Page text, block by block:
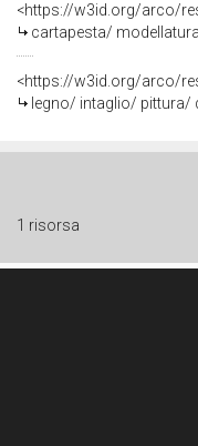
<https://w3id.org/arco/
cartapesta/
<https://w3id.org/arco/
legno/ intaglio/ pittura/
1 risorsa